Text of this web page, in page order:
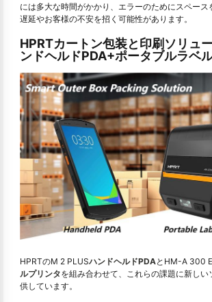
には多大な時間がかかり、エラーのためにスペース
遅延やお客様の不安を招く可能性があります。
HPRTカートン包装と印刷ソリュ
ンドヘルドPDA+ポータブルラベ
HPRTのM 2 PLUSハンドヘルドPDAとHM-A 300
ルプリンタを組み合わせて、これらの課題に新しい
供しています。